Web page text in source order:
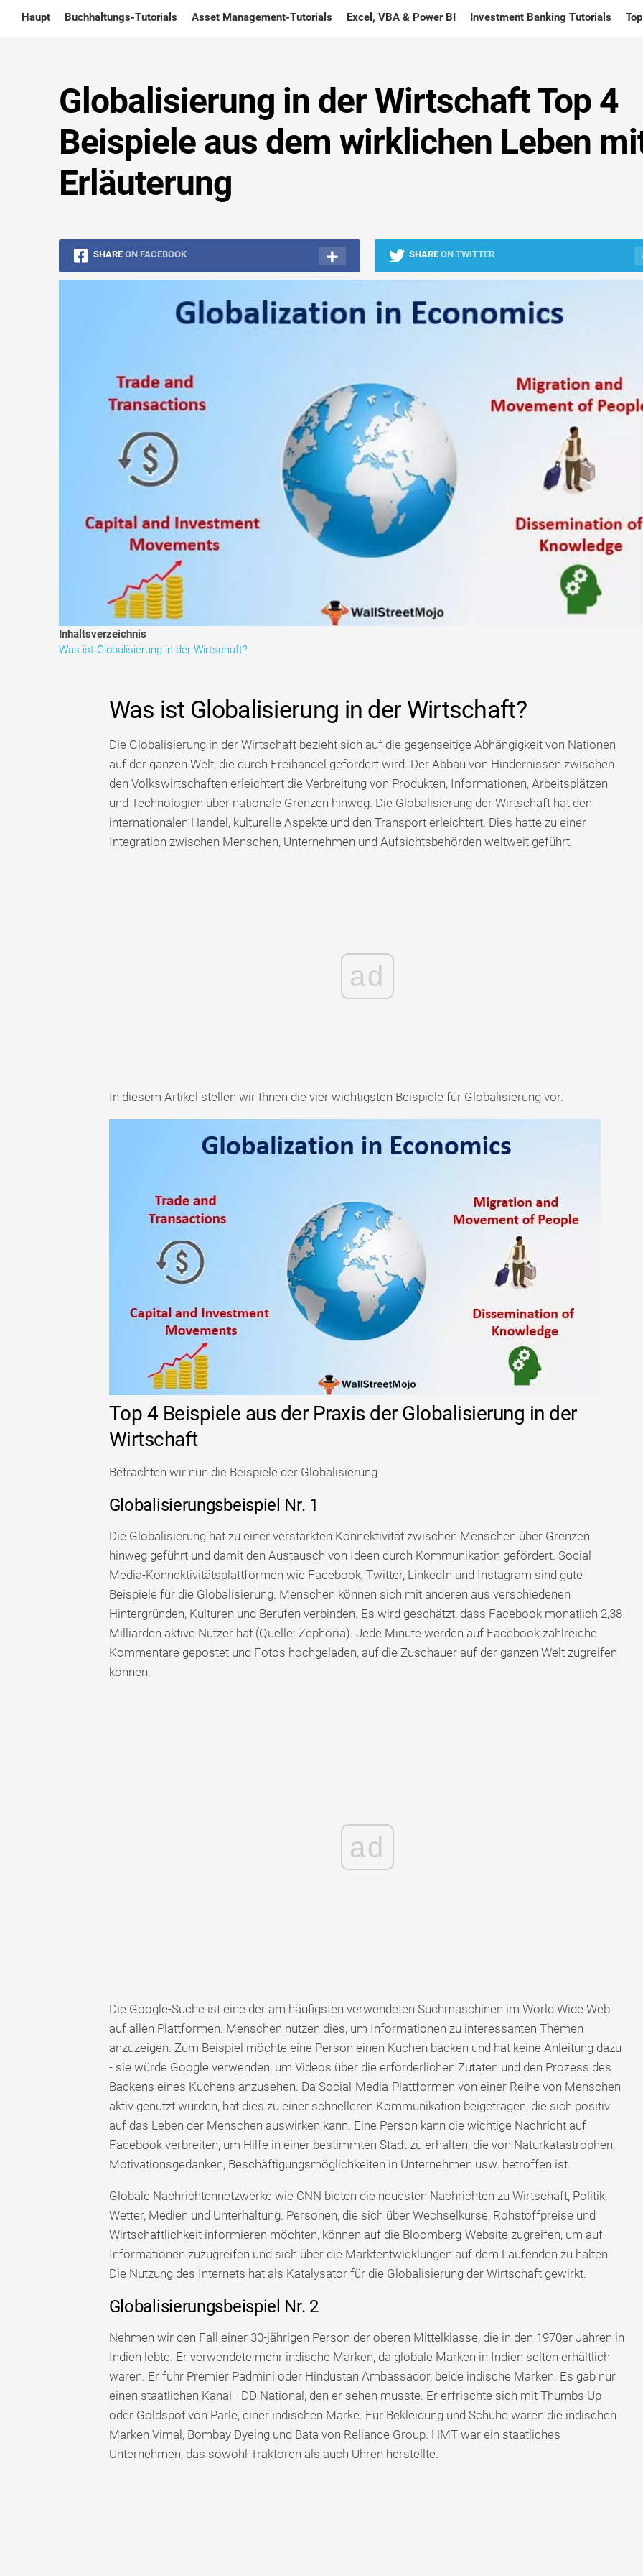
content
Haupt Buchhaltungs-Tutorials Asset Management-Tutorials Excel, VBA & Power BI Investment Banking Tutorials
Globalisierung in der Wirtschaft Top 4
Beispiele aus dem wirklichen Leben
Erläuterung
SHARE ON FACEBOOK SHARE ON TWITTER
Inhaltsverzeichnis
Was ist Globalisierung in der Wirtschaft?
Was ist Globalisierung in der Wirtschaft?
Die Globalisierung in der Wirtschaft bezieht sich auf die gegenseitige Abhängigkeit von Nationen
auf der ganzen Welt, die durch Freihandel gefördert wird. Der Abbau von Hindernissen zwischen
den Volkswirtschaften erleichtert die Verbreitung von Produkten, Informationen, Arbeitsplätzen
und Technologien über nationale Grenzen hinweg. Die Globalisierung der Wirtschaft hat den
internationalen Handel, kulturelle Aspekte und den Transport erleichtert. Dies hatte zu einer
Integration zwischen Menschen, Unternehmen und Aufsichtsbehörden weltweit geführt.
ad
In diesem Artikel stellen wir Ihnen die vier wichtigsten Beispiele für Globalisierung vor.
Top 4 Beispiele aus der Praxis der Globalisierung in der
Wirtschaft
Betrachten wir nun die Beispiele der Globalisierung
Globalisierungsbeispiel Nr. 1
Die Globalisierung hat zu einer verstärkten Konnektivität zwischen Menschen über Grenzen
hinweg geführt und damit den Austausch von Ideen durch Kommunikation gefördert. Social
Media-Konnektivitätsplattformen wie Facebook, Twitter, LinkedIn und Instagram sind gute
Beispiele für die Globalisierung. Menschen können sich mit anderen aus verschiedenen
Hintergründen, Kulturen und Berufen verbinden. Es wird geschätzt, dass Facebook monatlich 2,38
Milliarden aktive Nutzer hat (Quelle: Zephoria). Jede Minute werden auf Facebook zahlreiche
Kommentare gepostet und Fotos hochgeladen, auf die Zuschauer auf der ganzen Welt zugreifen
können.
ad
Die Google-Suche ist eine der am häufigsten verwendeten Suchmaschinen im World Wide Web
auf allen Plattformen. Menschen nutzen dies, um Informationen zu interessanten Themen
anzuzeigen. Zum Beispiel möchte eine Person einen Kuchen backen und hat keine Anleitung dazu
- sie würde Google verwenden, um Videos über die erforderlichen Zutaten und den Prozess des
Backens eines Kuchens anzusehen. Da Social-Media-Plattformen von einer Reihe von Menschen
aktiv genutzt wurden, hat dies zu einer schnelleren Kommunikation beigetragen, die sich positiv
auf das Leben der Menschen auswirken kann. Eine Person kann die wichtige Nachricht auf
Facebook verbreiten, um Hilfe in einer bestimmten Stadt zu erhalten, die von Naturkatastrophen,
Motivationsgedanken, Beschäftigungsmöglichkeiten in Unternehmen usw. betroffen ist.
Globale Nachrichtennetzwerke wie CNN bieten die neuesten Nachrichten zu Wirtschaft, Politik,
Wetter, Medien und Unterhaltung. Personen, die sich über Wechselkurse, Rohstoffpreise und
Wirtschaftlichkeit informieren möchten, können auf die Bloomberg-Website zugreifen, um auf
Informationen zuzugreifen und sich über die Marktentwicklungen auf dem Laufenden zu halten.
Die Nutzung des Internets hat als Katalysator für die Globalisierung der Wirtschaft gewirkt.
Globalisierungsbeispiel Nr. 2
Nehmen wir den Fall einer 30-jährigen Person der oberen Mittelklasse, die in den 1970er Jahren in
Indien lebte. Er verwendete mehr indische Marken, da globale Marken in Indien selten erhältlich
waren. Er fuhr Premier Padmini oder Hindustan Ambassador, beide indische Marken. Es gab nur
einen staatlichen Kanal - DD National, den er sehen musste. Er erfrischte sich mit Thumbs Up
oder Goldspot von Parle, einer indischen Marke. Für Bekleidung und Schuhe waren die indischen
Marken Vimal, Bombay Dyeing und Bata von Reliance Group. HMT war ein staatliches
Unternehmen, das sowohl Traktoren als auch Uhren herstellte.